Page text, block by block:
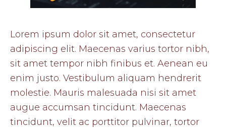
Lorem ipsum dolor sit amet, consectetur
adipiscing elit. Maecenas varius tortor nibh,
sit amet tempor nibh finibus et. Aenean eu
enim justo. Vestibulum aliquam hendrerit
molestie. Mauris malesuada nisi sit amet
augue accumsan tincidunt. Maecenas
tincidunt, velit ac porttitor pulvinar, tortor